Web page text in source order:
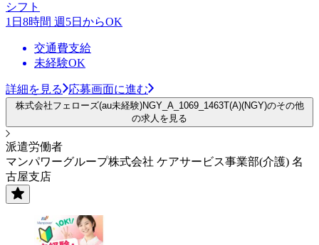
シフト
1日8時間 週5日からOK
交通費支給
未経験OK
詳細を見る 応募画面に進む
株式会社フェローズ(au未経験)NGY_A_1069_1463T(A)(NGY)のその他
の求人を見る
派遣労働者
マンパワーグループ株式会社 ケアサービス事業部(介護) 名
古屋支店